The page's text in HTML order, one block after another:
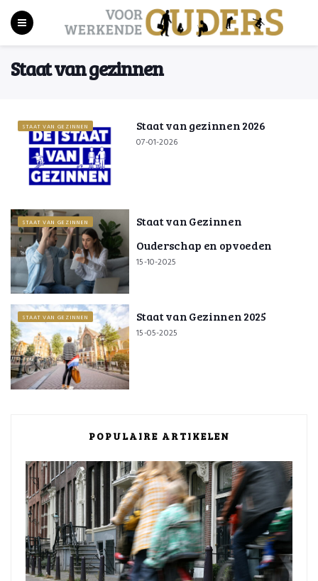
Staat van gezinnen
STAAT VAN GEZINNEN Staat van gezinnen 2026
07-01-2026
STAAT VAN GEZINNEN
Staat van Gezinnen
Ouderschap en opvoeden
15-10-2025
STAAT VAN GEZINNEN Staat van Gezinnen 2025
15-05-2025
POPULAIRE ARTIKELEN